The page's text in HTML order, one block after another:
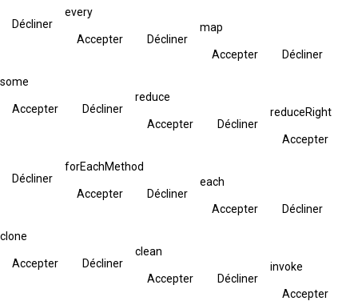
Décliner
every
Accepter Décliner
map
Accepter Décliner
some
Accepter Décliner
reduce
Accepter Décliner
reduceRight
Accepter
Décliner
forEachMethod
Accepter Décliner
each
Accepter Décliner
clone
Accepter Décliner
clean
Accepter Décliner
invoke
Accepter